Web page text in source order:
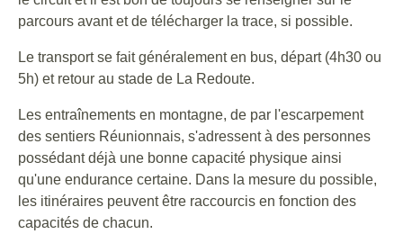
parcours avant et de télécharger la trace, si possible.
Le transport se fait généralement en bus, départ (4h30 ou
5h) et retour au stade de La Redoute.
Les entraînements en montagne, de par l'escarpement
des sentiers Réunionnais, s'adressent à des personnes
possédant déjà une bonne capacité physique ainsi
qu'une endurance certaine. Dans la mesure du possible,
les itinéraires peuvent être raccourcis en fonction des
capacités de chacun.